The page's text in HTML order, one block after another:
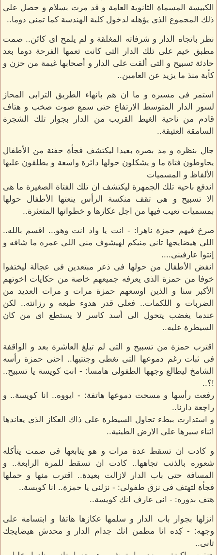
الكبيسة المسماة الثانوية العامة و قد مرت بسلام و حصل على
ذلك المجموع الذى يؤهله لدخول كلية الهندسة كما تمنى دوما..
نظر باتجاه الدار و شرفاته المغلقة و لم يلمح اى كائن.. صمت
مطبق خيم على تلك الدار التى كانت تعمها الفرحة دوما بعد
حادثة تسبيح و التى ألقت على الدار و أصحابها غيمة من حزن و
كأبة منذ ما يزيد عن العامين..
استمر فى مسيره و ما ان هم بانهاء الطريق الترابى المحاز
لسور الدار المتوسط الارتفاع حتى سمع صوت صخب و هتاف
قادم من ناحية الغيط القريب من الدار بجوار تلك الشجرة
السامقة العتيقة..
جال بنظره و مد بصره بعيدا ليكتشف فجأة حفنة من الأطفال
يحاوطون فتاة ما و يشكلون حولها دائرة واسعة و يطلقون عليها
الألفاظ و المسميات
اندفع ناحية تلك الجمهرة ليكتشف ان تلك الفتاة الصغيرة ما هى
الا تسبيح و هى تقف منكسة الرأس ينعتها الأطفال حولها
بمسميات تعيب فيها من اجل عكازها و خطواتها المتعثرة..
صرخ فيهم حمزة ناهرا: - انت يا واد انت وهو... اقسم بالله..
اللى هيضايجها تانى منيكم لهيشوف منى اللى عمره ما شافه و
إنتوا عارفينى....
انفض الأطفال من حولها فى ذعر مبتعدين فى عجالة ليختفوا
خوفا من حمزة الذى يعرفه جميعهم خاصة من حكايات اخوتهم
الأكبر سنا و الذين اوسعهم حمزة مرات و مرات العديد من
الضربات و اللكمات.. فعلى قدر هدوء طبعه و رزانته.. لكن
عندما يغضب يتحول الى أسد كاسر لا يستطع اى من كان
السيطرة عليه..
اقترب حمزة من تسبيح و التى لم تبلغ العاشرة بعد و الواقفة
فى ثبات رغم دموعها التى تغطى وجنتيها.. احنى حمزة رأسه
الشامخ ليطالع وجهها الطفولى هامسا: - انتِ كويسة يا تسبيح..
!؟..
رفعت رأسها و مسحت دموعها هاتفة: - ايووه.. انا كويسة.. و
راچعة دارنا..
و استدارت ببطء تحاول السيطرة على ذاك العكاز الذى يعاندها
اثناء سيرها على الارض الطينية..
و كادت ان تسقط عدة مرات و هو يتابعها فى صمت يتأكله
شعوره بالذنب تجاهها.. كادت ان تسقط للمرة الرابعة.. و
المسافة حتى باب الدار لازالت بعيدة.. اقترب منها و حملها
فجأة لتهتف فى نزق طفولى: - نزلنى يا حمزة.. انا كويسة..
هتف بدوره: - انى عارف انك كويسة..
انزلها بجوار باب الدار و سلمها عكازها هاتفا و ابتسامة على
وجهه: - كِده انا مطمن انك جدام الدار و محدش هيضايجك
تانى..